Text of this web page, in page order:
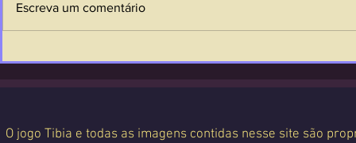
Escreva um comentário
O jogo Tibia e todas as imagens contidas nesse site são